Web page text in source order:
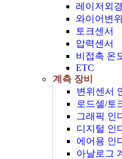
레이저외
와이어변
토크센서
압력센서
비접촉 온
ETC
계측 장비
변위센서
로드셀/토
그래픽 인
디지털 인
에어용 인
아날로그